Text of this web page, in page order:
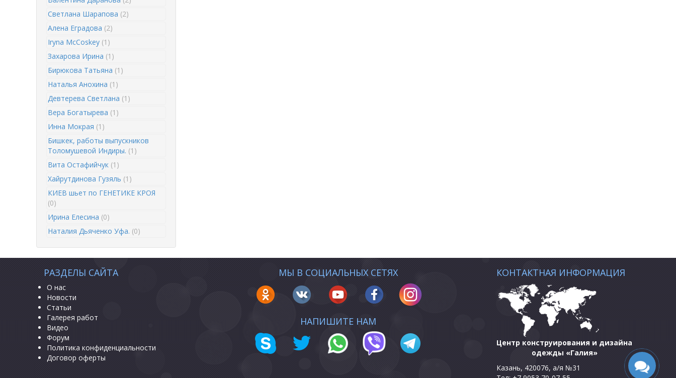
Светлана Шарапова (2)
Алена Еградова (2)
Iryna McCoskey (1)
Захарова Ирина (1)
Бирюкова Татьяна (1)
Наталья Анохина (1)
Девтерева Светлана (1)
Вера Богатырева (1)
Инна Мокрая (1)
Бишкек, работы выпускников
Толомушевой Индиры. (1)
Вита Остафийчук (1)
Хайрутдинова Гузяль (1)
КИЕВ шьет по ГЕНЕТИКЕ КРОЯ
(0)
Ирина Елесина (0)
Наталия Дьяченко Уфа. (0)
РАЗДЕЛЫ САЙТА
О нас
Новости
Статьи
Галерея работ
Видео
Форум
Политика конфиденциальности
Договор оферты
МЫ В СОЦИАЛЬНЫХ СЕТЯХ
НАПИШИТЕ НАМ
КОНТАКТНАЯ ИНФОРМАЦИЯ
Центр конструирования и дизайна
одежды «Галия»
Казань, 420076, а/я №31